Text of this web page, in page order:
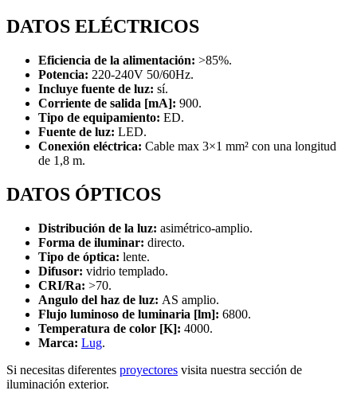
DATOS ELÉCTRICOS
Eficiencia de la alimentación: >85%.
Potencia: 220-240V 50/60Hz.
Incluye fuente de luz: sí.
Corriente de salida [mA]: 900.
Tipo de equipamiento: ED.
Fuente de luz: LED.
Conexión eléctrica: Cable max 3×1 mm² con una longitud
de 1,8 m.
DATOS ÓPTICOS
Distribución de la luz: asimétrico-amplio.
Forma de iluminar: directo.
Tipo de óptica: lente.
Difusor: vidrio templado.
CRI/Ra: >70.
Angulo del haz de luz: AS amplio.
Flujo luminoso de luminaria [lm]: 6800.
Temperatura de color [K]: 4000.
Marca: Lug.
Si necesitas diferentes proyectores visita nuestra sección de
iluminación exterior.